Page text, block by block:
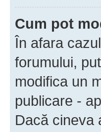
Cum pot
În afara
forumului,
modifica un
publicare -
Dacă cineva